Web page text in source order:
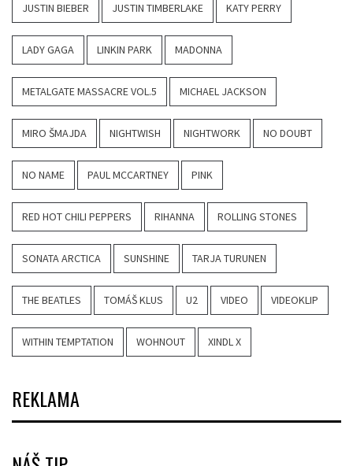
JUSTIN BIEBER JUSTIN TIMBERLAKE KATY PERRY
LADY GAGA LINKIN PARK MADONNA
METALGATE MASSACRE VOL.5 MICHAEL JACKSON
MIRO ŠMAJDA NIGHTWISH NIGHTWORK NO DOUBT
NO NAME PAUL MCCARTNEY PINK
RED HOT CHILI PEPPERS RIHANNA ROLLING STONES
SONATA ARCTICA SUNSHINE TARJA TURUNEN
THE BEATLES TOMÁŠ KLUS U2 VIDEO VIDEOKLIP
WITHIN TEMPTATION WOHNOUT XINDL X
REKLAMA